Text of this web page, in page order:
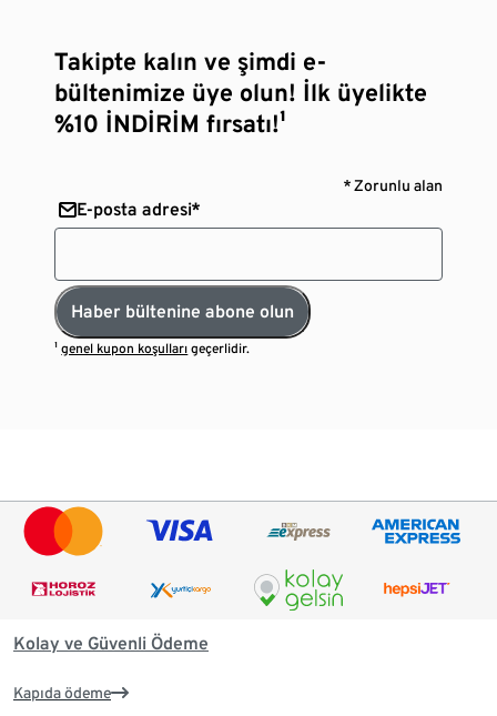
Takipte kalın ve şimdi e-
bültenimize üye olun! İlk üyelikte
%10 İNDİRİM fırsatı!¹
* Zorunlu alan
E-posta adresi*
Haber bültenine abone olun
¹genel kupon koşulları geçerlidir.
Kolay ve Güvenli Ödeme
Kapıda ödeme